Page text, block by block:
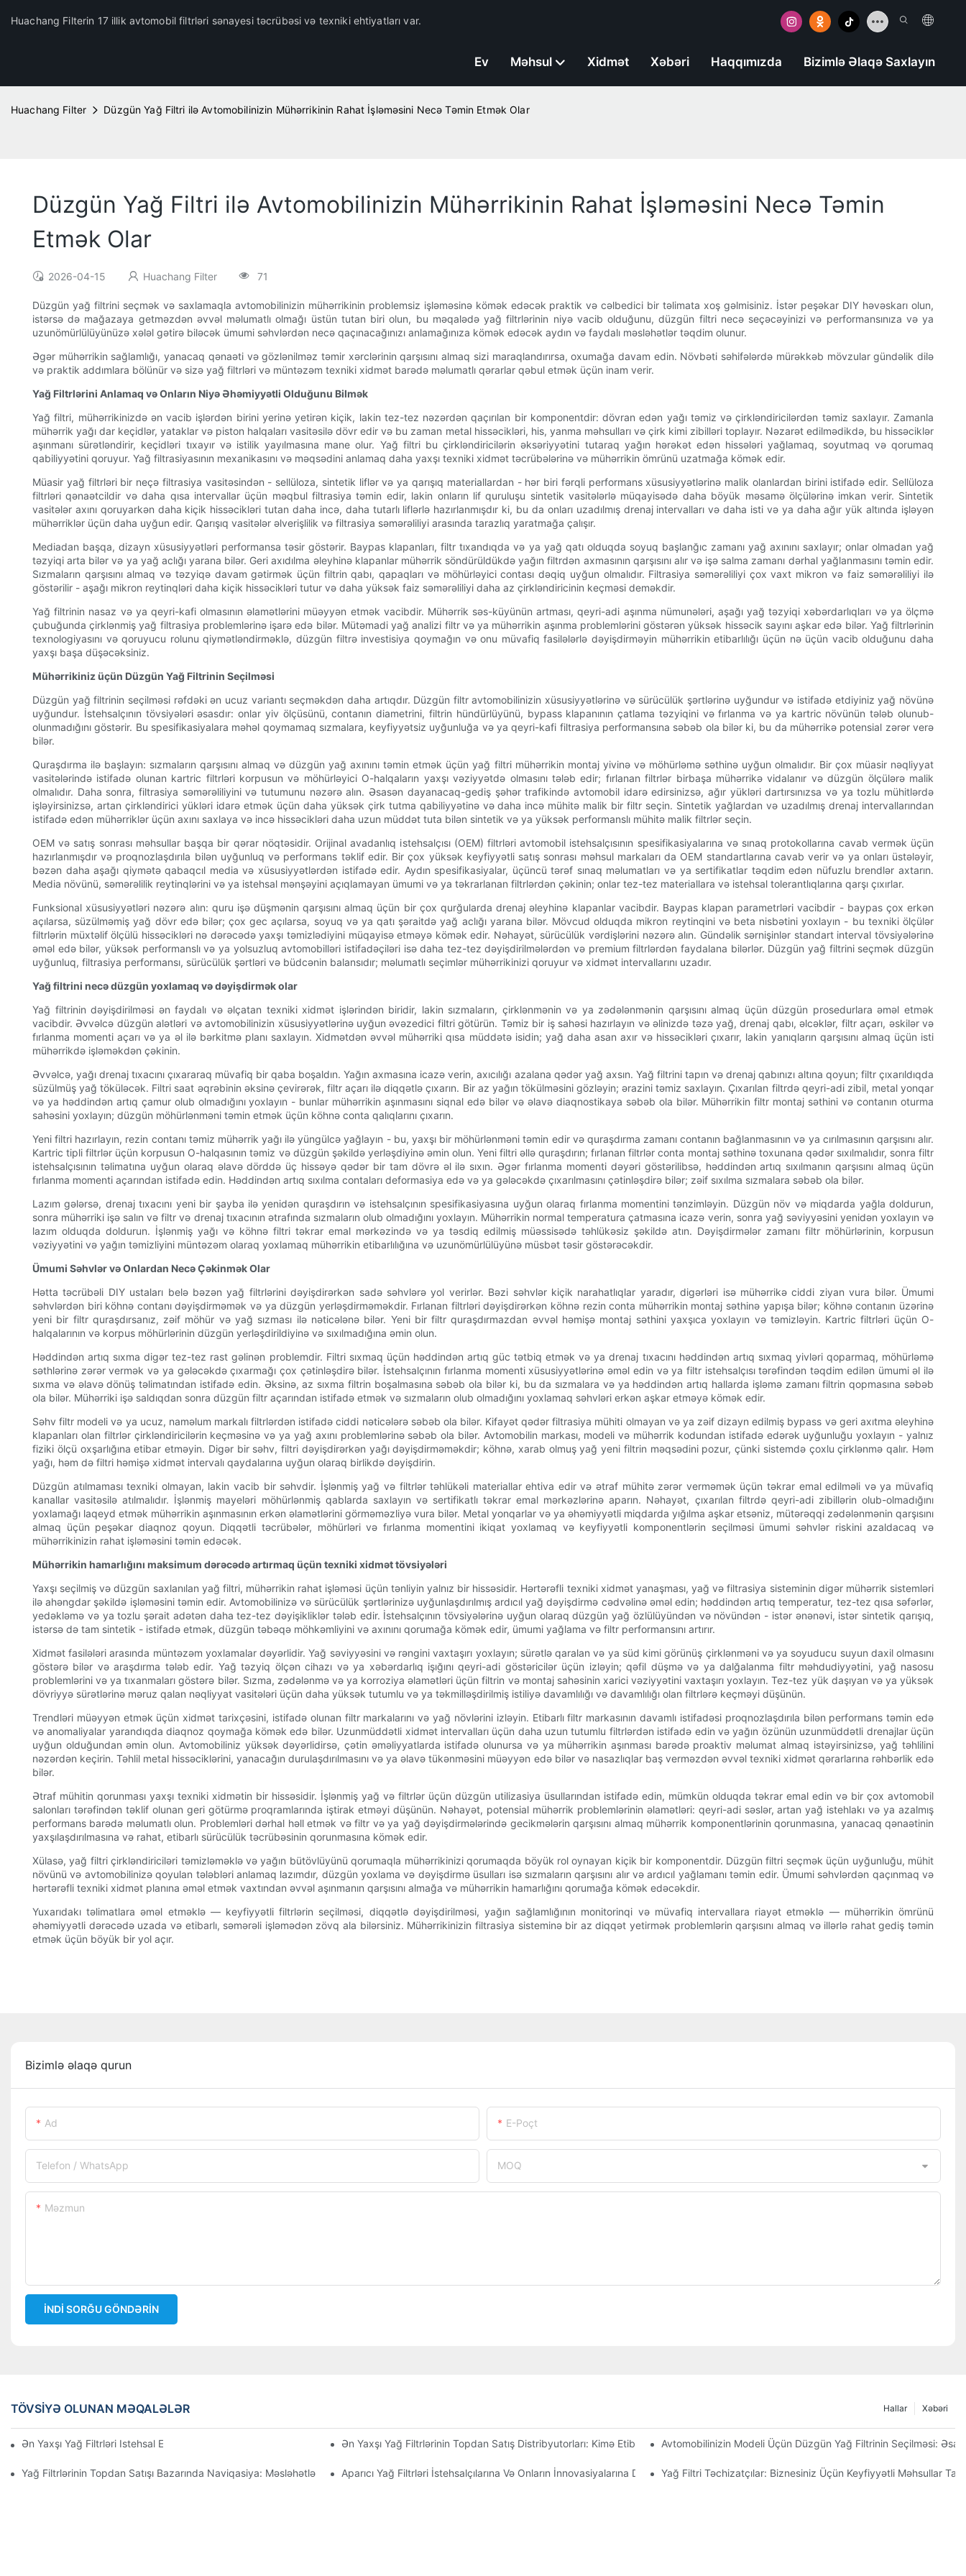
Huachang Filterin 17 illik avtomobil filtrləri sənayesi təcrübəsi və texniki ehtiyatları var.
Ev Məhsul Xidmət Xəbəri Haqqımızda Bizimlə Əlaqə Saxlayın
Huachang Filter Düzgün Yağ Filtri ilə Avtomobilinizin Mühərrikinin Rahat İşləməsini Necə Təmin Etmək Olar
Düzgün Yağ Filtri ilə Avtomobilinizin Mühərrikinin Rahat İşləməsini Necə Təmin
Etmək Olar
2026-04-15 Huachang Filter 71
Düzgün yağ filtrini seçmək və saxlamaqla avtomobilinizin mühərrikinin problemsiz işləməsinə kömək edəcək praktik və cəlbedici bir təlimata xoş gəlmisiniz. İstər peşəkar DIY həvəskarı olun,
istərsə də mağazaya getməzdən əvvəl məlumatlı olmağı üstün tutan biri olun, bu məqalədə yağ filtrlərinin niyə vacib olduğunu, düzgün filtri necə seçəcəyinizi və performansınıza və ya
uzunömürlülüyünüzə xələl gətirə biləcək ümumi səhvlərdən necə qaçınacağınızı anlamağınıza kömək edəcək aydın və faydalı məsləhətlər təqdim olunur.
Əgər mühərrikin sağlamlığı, yanacaq qənaəti və gözlənilməz təmir xərclərinin qarşısını almaq sizi maraqlandırırsa, oxumağa davam edin. Növbəti səhifələrdə mürəkkəb mövzular gündəlik dilə
və praktik addımlara bölünür və sizə yağ filtrləri və müntəzəm texniki xidmət barədə məlumatlı qərarlar qəbul etmək üçün inam verir.
Yağ Filtrlərini Anlamaq və Onların Niyə Əhəmiyyətli Olduğunu Bilmək
Yağ filtri, mühərrikinizdə ən vacib işlərdən birini yerinə yetirən kiçik, lakin tez-tez nəzərdən qaçırılan bir komponentdir: dövran edən yağı təmiz və çirkləndiricilərdən təmiz saxlayır. Zamanla
mühərrik yağı dar keçidlər, yataklar və piston halqaları vasitəsilə dövr edir və bu zaman metal hissəcikləri, his, yanma məhsulları və çirk kimi zibilləri toplayır. Nəzarət edilmədikdə, bu hissəciklər
aşınmanı sürətləndirir, keçidləri tıxayır və istilik yayılmasına mane olur. Yağ filtri bu çirkləndiricilərin əksəriyyətini tutaraq yağın hərəkət edən hissələri yağlamaq, soyutmaq və qorumaq
qabiliyyətini qoruyur. Yağ filtrasiyasının mexanikasını və məqsədini anlamaq daha yaxşı texniki xidmət təcrübələrinə və mühərrikin ömrünü uzatmağa kömək edir.
Müasir yağ filtrləri bir neçə filtrasiya vasitəsindən - sellüloza, sintetik liflər və ya qarışıq materiallardan - hər biri fərqli performans xüsusiyyətlərinə malik olanlardan birini istifadə edir. Sellüloza
filtrləri qənaətcildir və daha qısa intervallar üçün məqbul filtrasiya təmin edir, lakin onların lif quruluşu sintetik vasitələrlə müqayisədə daha böyük məsamə ölçülərinə imkan verir. Sintetik
vasitələr axını qoruyarkən daha kiçik hissəcikləri tutan daha incə, daha tutarlı liflərlə hazırlanmışdır ki, bu da onları uzadılmış drenaj intervalları və daha isti və ya daha ağır yük altında işləyən
mühərriklər üçün daha uyğun edir. Qarışıq vasitələr əlverişlilik və filtrasiya səmərəliliyi arasında tarazlıq yaratmağa çalışır.
Mediadan başqa, dizayn xüsusiyyətləri performansa təsir göstərir. Baypas klapanları, filtr tıxandıqda və ya yağ qatı olduqda soyuq başlanğıc zamanı yağ axınını saxlayır; onlar olmadan yağ
təzyiqi arta bilər və ya yağ aclığı yarana bilər. Geri axıdılma əleyhinə klapanlar mühərrik söndürüldükdə yağın filtrdən axmasının qarşısını alır və işə salma zamanı dərhal yağlanmasını təmin edir.
Sızmaların qarşısını almaq və təzyiqə davam gətirmək üçün filtrin qabı, qapaqları və möhürləyici contası dəqiq uyğun olmalıdır. Filtrasiya səmərəliliyi çox vaxt mikron və faiz səmərəliliyi ilə
göstərilir - aşağı mikron reytinqləri daha kiçik hissəcikləri tutur və daha yüksək faiz səmərəliliyi daha az çirkləndiricinin keçməsi deməkdir.
Yağ filtrinin nasaz və ya qeyri-kafi olmasının əlamətlərini müəyyən etmək vacibdir. Mühərrik səs-küyünün artması, qeyri-adi aşınma nümunələri, aşağı yağ təzyiqi xəbərdarlıqları və ya ölçmə
çubuğunda çirklənmiş yağ filtrasiya problemlərinə işarə edə bilər. Mütəmadi yağ analizi filtr və ya mühərrikin aşınma problemlərini göstərən yüksək hissəcik sayını aşkar edə bilər. Yağ filtrlərinin
texnologiyasını və qoruyucu rolunu qiymətləndirməklə, düzgün filtrə investisiya qoymağın və onu müvafiq fasilələrlə dəyişdirməyin mühərrikin etibarlılığı üçün nə üçün vacib olduğunu daha
yaxşı başa düşəcəksiniz.
Mühərrikiniz üçün Düzgün Yağ Filtrinin Seçilməsi
Düzgün yağ filtrinin seçilməsi rəfdəki ən ucuz variantı seçməkdən daha artıqdır. Düzgün filtr avtomobilinizin xüsusiyyətlərinə və sürücülük şərtlərinə uyğundur və istifadə etdiyiniz yağ növünə
uyğundur. İstehsalçının tövsiyələri əsasdır: onlar yiv ölçüsünü, contanın diametrini, filtrin hündürlüyünü, bypass klapanının çatlama təzyiqini və fırlanma və ya kartric növünün tələb olunub-
olunmadığını göstərir. Bu spesifikasiyalara məhəl qoymamaq sızmalara, keyfiyyətsiz uyğunluğa və ya qeyri-kafi filtrasiya performansına səbəb ola bilər ki, bu da mühərrikə potensial zərər verə
bilər.
Quraşdırma ilə başlayın: sızmaların qarşısını almaq və düzgün yağ axınını təmin etmək üçün yağ filtri mühərrikin montaj yivinə və möhürləmə səthinə uyğun olmalıdır. Bir çox müasir nəqliyyat
vasitələrində istifadə olunan kartric filtrləri korpusun və möhürləyici O-halqaların yaxşı vəziyyətdə olmasını tələb edir; fırlanan filtrlər birbaşa mühərrikə vidalanır və düzgün ölçülərə malik
olmalıdır. Daha sonra, filtrasiya səmərəliliyini və tutumunu nəzərə alın. Əsasən dayanacaq-gediş şəhər trafikində avtomobil idarə edirsinizsə, ağır yükləri dartırsınızsa və ya tozlu mühitlərdə
işləyirsinizsə, artan çirkləndirici yükləri idarə etmək üçün daha yüksək çirk tutma qabiliyyətinə və daha incə mühitə malik bir filtr seçin. Sintetik yağlardan və uzadılmış drenaj intervallarından
istifadə edən mühərriklər üçün axını saxlaya və incə hissəcikləri daha uzun müddət tuta bilən sintetik və ya yüksək performanslı mühitə malik filtrlər seçin.
OEM və satış sonrası məhsullar başqa bir qərar nöqtəsidir. Orijinal avadanlıq istehsalçısı (OEM) filtrləri avtomobil istehsalçısının spesifikasiyalarına və sınaq protokollarına cavab vermək üçün
hazırlanmışdır və proqnozlaşdırıla bilən uyğunluq və performans təklif edir. Bir çox yüksək keyfiyyətli satış sonrası məhsul markaları da OEM standartlarına cavab verir və ya onları üstələyir,
bəzən daha aşağı qiymətə qabaqcıl media və xüsusiyyətlərdən istifadə edir. Aydın spesifikasiyalar, üçüncü tərəf sınaq məlumatları və ya sertifikatlar təqdim edən nüfuzlu brendlər axtarın.
Media növünü, səmərəlilik reytinqlərini və ya istehsal mənşəyini açıqlamayan ümumi və ya təkrarlanan filtrlərdən çəkinin; onlar tez-tez materiallara və istehsal tolerantlıqlarına qarşı çıxırlar.
Funksional xüsusiyyətləri nəzərə alın: quru işə düşmənin qarşısını almaq üçün bir çox qurğularda drenaj əleyhinə klapanlar vacibdir. Baypas klapan parametrləri vacibdir - baypas çox erkən
açılarsa, süzülməmiş yağ dövr edə bilər; çox gec açılarsa, soyuq və ya qatı şəraitdə yağ aclığı yarana bilər. Mövcud olduqda mikron reytinqini və beta nisbətini yoxlayın - bu texniki ölçülər
filtrlərin müxtəlif ölçülü hissəcikləri nə dərəcədə yaxşı təmizlədiyini müqayisə etməyə kömək edir. Nəhayət, sürücülük vərdişlərini nəzərə alın. Gündəlik sərnişinlər standart interval tövsiyələrinə
əməl edə bilər, yüksək performanslı və ya yolsuzluq avtomobilləri istifadəçiləri isə daha tez-tez dəyişdirilmələrdən və premium filtrlərdən faydalana bilərlər. Düzgün yağ filtrini seçmək düzgün
uyğunluq, filtrasiya performansı, sürücülük şərtləri və büdcənin balansıdır; məlumatlı seçimlər mühərrikinizi qoruyur və xidmət intervallarını uzadır.
Yağ filtrini necə düzgün yoxlamaq və dəyişdirmək olar
Yağ filtrinin dəyişdirilməsi ən faydalı və əlçatan texniki xidmət işlərindən biridir, lakin sızmaların, çirklənmənin və ya zədələnmənin qarşısını almaq üçün düzgün prosedurlara əməl etmək
vacibdir. Əvvəlcə düzgün alətləri və avtomobilinizin xüsusiyyətlərinə uyğun əvəzedici filtri götürün. Təmiz bir iş sahəsi hazırlayın və əlinizdə təzə yağ, drenaj qabı, əlcəklər, filtr açarı, əskilər və
fırlanma momenti açarı və ya əl ilə bərkitmə planı saxlayın. Xidmətdən əvvəl mühərriki qısa müddətə isidin; yağ daha asan axır və hissəcikləri çıxarır, lakin yanıqların qarşısını almaq üçün isti
mühərrikdə işləməkdən çəkinin.
Əvvəlcə, yağı drenaj tıxacını çıxararaq müvafiq bir qaba boşaldın. Yağın axmasına icazə verin, axıcılığı azalana qədər yağ axsın. Yağ filtrini tapın və drenaj qabınızı altına qoyun; filtr çıxarıldıqda
süzülmüş yağ töküləcək. Filtri saat əqrəbinin əksinə çevirərək, filtr açarı ilə diqqətlə çıxarın. Bir az yağın tökülməsini gözləyin; ərazini təmiz saxlayın. Çıxarılan filtrdə qeyri-adi zibil, metal yonqar
və ya həddindən artıq çamur olub olmadığını yoxlayın - bunlar mühərrikin aşınmasını siqnal edə bilər və əlavə diaqnostikaya səbəb ola bilər. Mühərrikin filtr montaj səthini və contanın oturma
sahəsini yoxlayın; düzgün möhürlənməni təmin etmək üçün köhnə conta qalıqlarını çıxarın.
Yeni filtri hazırlayın, rezin contanı təmiz mühərrik yağı ilə yüngülcə yağlayın - bu, yaxşı bir möhürlənməni təmin edir və quraşdırma zamanı contanın bağlanmasının və ya cırılmasının qarşısını alır.
Kartric tipli filtrlər üçün korpusun O-halqasının təmiz və düzgün şəkildə yerləşdiyinə əmin olun. Yeni filtri əllə quraşdırın; fırlanan filtrlər conta montaj səthinə toxunana qədər sıxılmalıdır, sonra filtr
istehsalçısının təlimatına uyğun olaraq əlavə dörddə üç hissəyə qədər bir tam dövrə əl ilə sıxın. Əgər fırlanma momenti dəyəri göstərilibsə, həddindən artıq sıxılmanın qarşısını almaq üçün
fırlanma momenti açarından istifadə edin. Həddindən artıq sıxılma contaları deformasiya edə və ya gələcəkdə çıxarılmasını çətinləşdirə bilər; zəif sıxılma sızmalara səbəb ola bilər.
Lazım gələrsə, drenaj tıxacını yeni bir şayba ilə yenidən quraşdırın və istehsalçının spesifikasiyasına uyğun olaraq fırlanma momentini tənzimləyin. Düzgün növ və miqdarda yağla doldurun,
sonra mühərriki işə salın və filtr və drenaj tıxacının ətrafında sızmaların olub olmadığını yoxlayın. Mühərrikin normal temperatura çatmasına icazə verin, sonra yağ səviyyəsini yenidən yoxlayın və
lazım olduqda doldurun. İşlənmiş yağı və köhnə filtri təkrar emal mərkəzində və ya təsdiq edilmiş müəssisədə təhlükəsiz şəkildə atın. Dəyişdirmələr zamanı filtr möhürlərinin, korpusun
vəziyyətini və yağın təmizliyini müntəzəm olaraq yoxlamaq mühərrikin etibarlılığına və uzunömürlülüyünə müsbət təsir göstərəcəkdir.
Ümumi Səhvlər və Onlardan Necə Çəkinmək Olar
Hətta təcrübəli DIY ustaları belə bəzən yağ filtrlərini dəyişdirərkən sadə səhvlərə yol verirlər. Bəzi səhvlər kiçik narahatlıqlar yaradır, digərləri isə mühərrikə ciddi ziyan vura bilər. Ümumi
səhvlərdən biri köhnə contanı dəyişdirməmək və ya düzgün yerləşdirməməkdir. Fırlanan filtrləri dəyişdirərkən köhnə rezin conta mühərrikin montaj səthinə yapışa bilər; köhnə contanın üzərinə
yeni bir filtr quraşdırsanız, zəif möhür və yağ sızması ilə nəticələnə bilər. Yeni bir filtr quraşdırmazdan əvvəl həmişə montaj səthini yaxşıca yoxlayın və təmizləyin. Kartric filtrləri üçün O-
halqalarının və korpus möhürlərinin düzgün yerləşdirildiyinə və sıxılmadığına əmin olun.
Həddindən artıq sıxma digər tez-tez rast gəlinən problemdir. Filtri sıxmaq üçün həddindən artıq güc tətbiq etmək və ya drenaj tıxacını həddindən artıq sıxmaq yivləri qoparmaq, möhürləmə
səthlərinə zərər vermək və ya gələcəkdə çıxarmağı çox çətinləşdirə bilər. İstehsalçının fırlanma momenti xüsusiyyətlərinə əməl edin və ya filtr istehsalçısı tərəfindən təqdim edilən ümumi əl ilə
sıxma və əlavə dönüş təlimatından istifadə edin. Əksinə, az sıxma filtrin boşalmasına səbəb ola bilər ki, bu da sızmalara və ya həddindən artıq hallarda işləmə zamanı filtrin qopmasına səbəb
ola bilər. Mühərriki işə saldıqdan sonra düzgün filtr açarından istifadə etmək və sızmaların olub olmadığını yoxlamaq səhvləri erkən aşkar etməyə kömək edir.
Səhv filtr modeli və ya ucuz, naməlum markalı filtrlərdən istifadə ciddi nəticələrə səbəb ola bilər. Kifayət qədər filtrasiya mühiti olmayan və ya zəif dizayn edilmiş bypass və geri axıtma əleyhinə
klapanları olan filtrlər çirkləndiricilərin keçməsinə və ya yağ axını problemlərinə səbəb ola bilər. Avtomobilin markası, modeli və mühərrik kodundan istifadə edərək uyğunluğu yoxlayın - yalnız
fiziki ölçü oxşarlığına etibar etməyin. Digər bir səhv, filtri dəyişdirərkən yağı dəyişdirməməkdir; köhnə, xarab olmuş yağ yeni filtrin məqsədini pozur, çünki sistemdə çoxlu çirklənmə qalır. Həm
yağı, həm də filtri həmişə xidmət intervalı qaydalarına uyğun olaraq birlikdə dəyişdirin.
Düzgün atılmaması texniki olmayan, lakin vacib bir səhvdir. İşlənmiş yağ və filtrlər təhlükəli materiallar ehtiva edir və ətraf mühitə zərər verməmək üçün təkrar emal edilməli və ya müvafiq
kanallar vasitəsilə atılmalıdır. İşlənmiş mayeləri möhürlənmiş qablarda saxlayın və sertifikatlı təkrar emal mərkəzlərinə aparın. Nəhayət, çıxarılan filtrdə qeyri-adi zibillərin olub-olmadığını
yoxlamağı laqeyd etmək mühərrikin aşınmasının erkən əlamətlərini görməməzliyə vura bilər. Metal yonqarlar və ya əhəmiyyətli miqdarda yığılma aşkar etsəniz, mütərəqqi zədələnmənin qarşısını
almaq üçün peşəkar diaqnoz qoyun. Diqqətli təcrübələr, möhürləri və fırlanma momentini ikiqat yoxlamaq və keyfiyyətli komponentlərin seçilməsi ümumi səhvlər riskini azaldacaq və
mühərrikinizin rahat işləməsini təmin edəcək.
Mühərrikin hamarlığını maksimum dərəcədə artırmaq üçün texniki xidmət tövsiyələri
Yaxşı seçilmiş və düzgün saxlanılan yağ filtri, mühərrikin rahat işləməsi üçün tənliyin yalnız bir hissəsidir. Hərtərəfli texniki xidmət yanaşması, yağ və filtrasiya sisteminin digər mühərrik sistemləri
ilə ahəngdar şəkildə işləməsini təmin edir. Avtomobilinizə və sürücülük şərtlərinizə uyğunlaşdırılmış ardıcıl yağ dəyişdirmə cədvəlinə əməl edin; həddindən artıq temperatur, tez-tez qısa səfərlər,
yedəkləmə və ya tozlu şərait adətən daha tez-tez dəyişikliklər tələb edir. İstehsalçının tövsiyələrinə uyğun olaraq düzgün yağ özlülüyündən və növündən - istər ənənəvi, istər sintetik qarışıq,
istərsə də tam sintetik - istifadə etmək, düzgün təbəqə möhkəmliyini və axınını qorumağa kömək edir, ümumi yağlama və filtr performansını artırır.
Xidmət fasilələri arasında müntəzəm yoxlamalar dəyərlidir. Yağ səviyyəsini və rəngini vaxtaşırı yoxlayın; sürətlə qaralan və ya süd kimi görünüş çirklənməni və ya soyuducu suyun daxil olmasını
göstərə bilər və araşdırma tələb edir. Yağ təzyiq ölçən cihazı və ya xəbərdarlıq işığını qeyri-adi göstəricilər üçün izləyin; qəfil düşmə və ya dalğalanma filtr məhdudiyyətini, yağ nasosu
problemlərini və ya tıxanmaları göstərə bilər. Sızma, zədələnmə və ya korroziya əlamətləri üçün filtrin və montaj sahəsinin xarici vəziyyətini vaxtaşırı yoxlayın. Tez-tez yük daşıyan və ya yüksək
dövriyyə sürətlərinə məruz qalan nəqliyyat vasitələri üçün daha yüksək tutumlu və ya təkmilləşdirilmiş istiliyə davamlılığı və davamlılığı olan filtrlərə keçməyi düşünün.
Trendləri müəyyən etmək üçün xidmət tarixçəsini, istifadə olunan filtr markalarını və yağ növlərini izləyin. Etibarlı filtr markasının davamlı istifadəsi proqnozlaşdırıla bilən performans təmin edə
və anomaliyalar yarandıqda diaqnoz qoymağa kömək edə bilər. Uzunmüddətli xidmət intervalları üçün daha uzun tutumlu filtrlərdən istifadə edin və yağın özünün uzunmüddətli drenajlar üçün
uyğun olduğundan əmin olun. Avtomobiliniz yüksək dəyərlidirsə, çətin əməliyyatlarda istifadə olunursa və ya mühərrikin aşınması barədə proaktiv məlumat almaq istəyirsinizsə, yağ təhlilini
nəzərdən keçirin. Təhlil metal hissəciklərini, yanacağın durulaşdırılmasını və ya əlavə tükənməsini müəyyən edə bilər və nasazlıqlar baş verməzdən əvvəl texniki xidmət qərarlarına rəhbərlik edə
bilər.
Ətraf mühitin qorunması yaxşı texniki xidmətin bir hissəsidir. İşlənmiş yağ və filtrlər üçün düzgün utilizasiya üsullarından istifadə edin, mümkün olduqda təkrar emal edin və bir çox avtomobil
salonları tərəfindən təklif olunan geri götürmə proqramlarında iştirak etməyi düşünün. Nəhayət, potensial mühərrik problemlərinin əlamətləri: qeyri-adi səslər, artan yağ istehlakı və ya azalmış
performans barədə məlumatlı olun. Problemləri dərhal həll etmək və filtr və ya yağ dəyişdirmələrində gecikmələrin qarşısını almaq mühərrik komponentlərinin qorunmasına, yanacaq qənaətinin
yaxşılaşdırılmasına və rahat, etibarlı sürücülük təcrübəsinin qorunmasına kömək edir.
Xülasə, yağ filtri çirkləndiriciləri təmizləməklə və yağın bütövlüyünü qorumaqla mühərrikinizi qorumaqda böyük rol oynayan kiçik bir komponentdir. Düzgün filtri seçmək üçün uyğunluğu, mühit
növünü və avtomobilinizə qoyulan tələbləri anlamaq lazımdır, düzgün yoxlama və dəyişdirmə üsulları isə sızmaların qarşısını alır və ardıcıl yağlamanı təmin edir. Ümumi səhvlərdən qaçınmaq və
hərtərəfli texniki xidmət planına əməl etmək vaxtından əvvəl aşınmanın qarşısını almağa və mühərrikin hamarlığını qorumağa kömək edəcəkdir.
Yuxarıdakı təlimatlara əməl etməklə — keyfiyyətli filtrlərin seçilməsi, diqqətlə dəyişdirilməsi, yağın sağlamlığının monitorinqi və müvafiq intervallara riayət etməklə — mühərrikin ömrünü
əhəmiyyətli dərəcədə uzada və etibarlı, səmərəli işləmədən zövq ala bilərsiniz. Mühərrikinizin filtrasiya sisteminə bir az diqqət yetirmək problemlərin qarşısını almaq və illərlə rahat gediş təmin
etmək üçün böyük bir yol açır.
Bizimlə əlaqə qurun
Ad E-Poçt
Telefon / WhatsApp MOQ
Məzmun
İNDI SORĞU GÖNDƏRIN
TÖVSIYƏ OLUNAN MƏQALƏLƏR Xəbəri
Hallar
Ən Yaxşı Yağ Filtrləri Istehsal Edən Şirkətlər: Hərtərəfli Baxış Ən Yaxşı Yağ Filtrlərinin Topdan Satış Distribyutorları: Kimə Etibar Etməli?Avtomobilinizin Modeli Üçün Düzgün Yağ Filtrinin Seçilməsi:
Yağ Filtrlərinin Topdan Satışı Bazarında Naviqasiya: Məsləhətlər Və FəndlərAparıcı Yağ Filtrləri İstehsalçılarına Və Onların İnnovasiyalarına DiqqətYağ Filtri Təchizatçılar: Biznesiniz Üçün Keyfiyyətli Məhsullar